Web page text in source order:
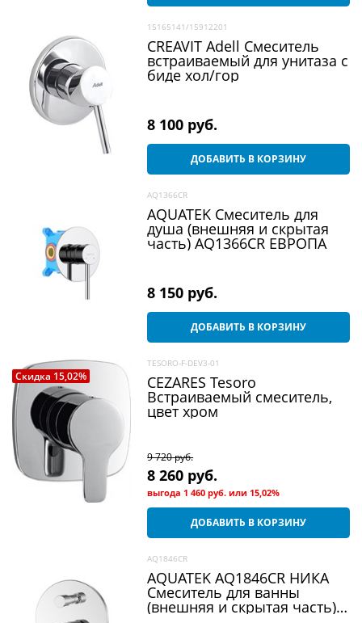
15165141/15912201
CREAVIT Adell Смеситель
встраиваемый для унитаза с
биде хол/гор
8 100 руб.
ДОБАВИТЬ В КОРЗИНУ
AQ1366CR
AQUATEK Смеситель для
душа (внешняя и скрытая
часть) AQ1366CR ЕВРОПА
8 150 руб.
ДОБАВИТЬ В КОРЗИНУ
Скидка 15,02%
TESORO-F-DEV3-01
CEZARES Tesoro
Встраиваемый смеситель,
цвет хром
9 720 руб.
8 260 руб.
выгода 1 460 руб. или 15,02%
ДОБАВИТЬ В КОРЗИНУ
AQ1846CR
AQUATEK AQ1846CR НИКА
Смеситель для ванны
(внешняя и скрытая часть),